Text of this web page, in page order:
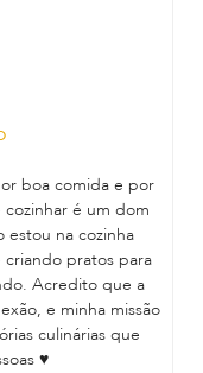
boa comida e por
é um dom
estou na cozinha
pratos para
Acredito que a
e minha missão
culinárias que
♥